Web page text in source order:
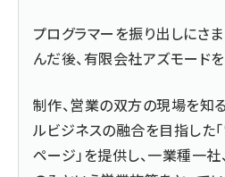
プログラマーを振り出しにさ
んだ後、有限会社アズモード
制作、営業の双方の現場を知
ルビジネスの融合を目指した
ページ」を提供し、一業種一